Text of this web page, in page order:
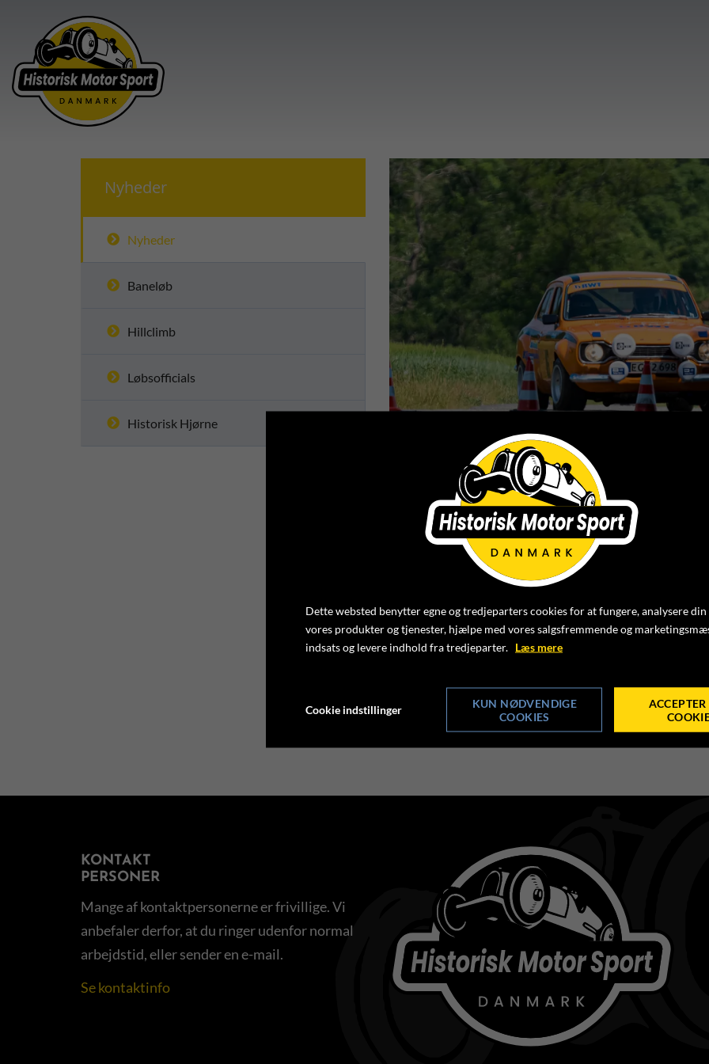
Nyheder
Nyheder
Baneløb
Hillclimb
Løbsofficials
Historisk Hjørne
HILL CLIMB
26. JUNI 2023
Foto: Peter Elling-Jordt
Efter Hill Climb har kørt 2. afdeling af mesterskabet
KONTAKT
PERSONER
Mange af kontaktpersonerne er frivillige. Vi
anbefaler derfor, at du ringer udenfor normal
arbejdstid, eller sender en e-mail.
Se kontaktinfo
Dette websted benytter egne og tredjeparters cookies for at fungere, analysere
vores produkter og tjenester, hjælpe med vores salgsfremmende og
indsats og levere indhold fra tredjeparter. Læs mere
Cookie indstillinger
KUN NØDVENDIGE
COOKIES